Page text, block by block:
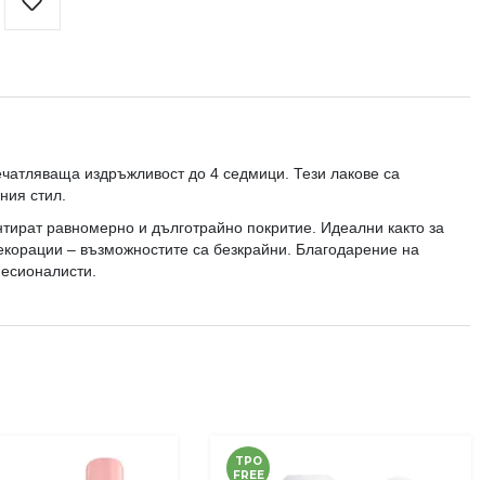
Добави
в
издръжливост до 4 седмици. Тези лакове са
стил.
равномерно и дълготрайно покритие. Идеални както за
– възможностите са безкрайни. Благодарение на
TPO
FREE